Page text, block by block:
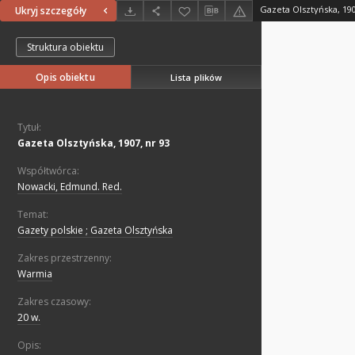
Ukryj szczegóły Gazeta Olsztyńska,
Struktura obiektu
Opis obiektu Lista plików
Tytuł:
Gazeta Olsztyńska, 1907, nr 93
Współtwórca:
Nowacki, Edmund. Red.
Temat:
Gazety polskie ; Gazeta Olsztyńska
Zakres przestrzenny:
Warmia
Zakres czasowy:
20 w.
Opis: